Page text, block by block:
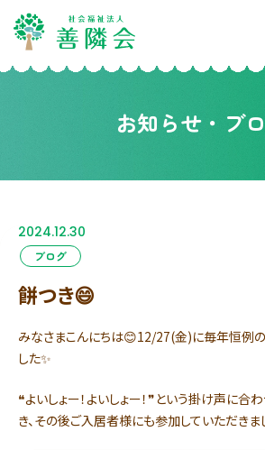
お知らせ・ブ
2024.12.30
ブログ
餅つき😄
みなさまこんにちは😊12/27(金)に毎年恒例
した✨
❝よいしょー！よいしょー！❞という掛け声に合
き、その後ご入居者様にも参加していただきま